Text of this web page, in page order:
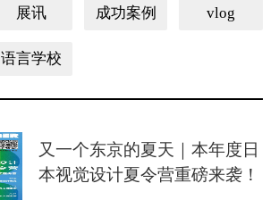
展讯 成功案例 vlog
语言学校
又一个东京的夏天｜本年度日
本视觉设计夏令营重磅来袭！